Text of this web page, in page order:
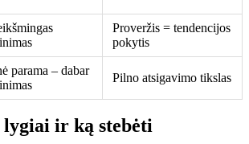
Proveržis = tendencijos
pokytis
parama – dabar
Pilno atsigavimo tikslas
ir ką stebėti